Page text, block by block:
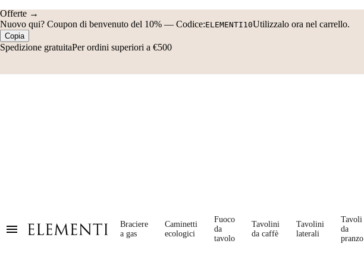
Offerte →
Nuovo qui? Coupon di benvenuto del 10% — Codice:ELEMENTI10Utilizzalo ora nel carrello.
Copia
Spedizione gratuitaPer ordini superiori a €500
Braciere
a gas
Caminetti
ecologici
Fuoco
da
tavolo
Tavolini
da caffè
Tavolini
laterali
Tavoli
da
pranzo